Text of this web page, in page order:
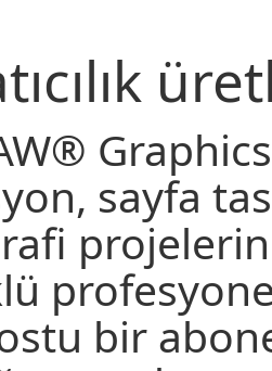
sayfa
profesyonel
bir